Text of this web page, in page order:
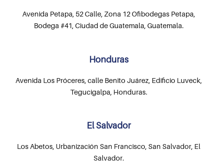
Avenida Petapa, 52 Calle, Zona 12 Ofibodegas Petapa,
Bodega #41, Ciudad de Guatemala, Guatemala.
Honduras
Avenida Los Próceres, calle Benito Juárez, Edificio Luveck,
Tegucigalpa, Honduras.
El Salvador
Los Abetos, Urbanización San Francisco, San Salvador, El
Salvador.